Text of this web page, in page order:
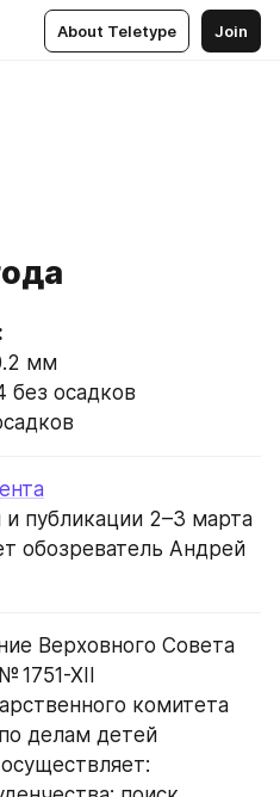
About Teletype Join
мм
без осадков
публикации 2–3 марта
обозреватель Андрей
Верховного Совета
1751-XII
комитета
делам детей